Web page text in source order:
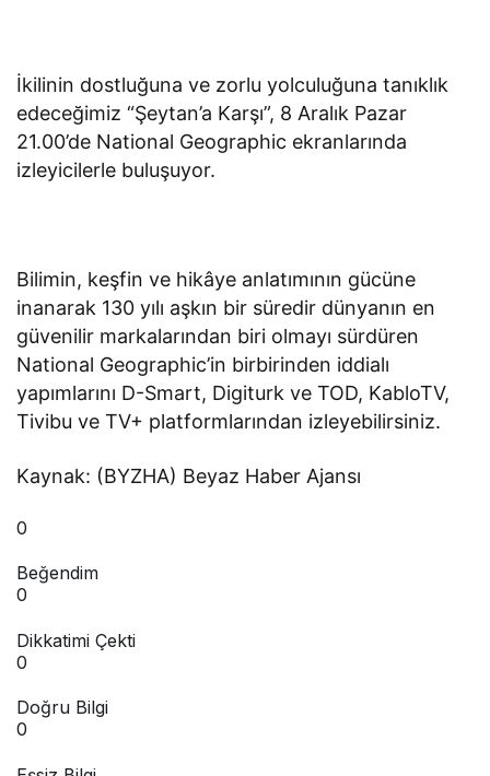
İkilinin dostluğuna ve zorlu yolculuğuna tanıklık
edeceğimiz “Şeytan’a Karşı”, 8 Aralık Pazar
21.00’de National Geographic ekranlarında
izleyicilerle buluşuyor.
Bilimin, keşfin ve hikâye anlatımının gücüne
inanarak 130 yılı aşkın bir süredir dünyanın en
güvenilir markalarından biri olmayı sürdüren
National Geographic’in birbirinden iddialı
yapımlarını D-Smart, Digiturk ve TOD, KabloTV,
Tivibu ve TV+ platformlarından izleyebilirsiniz.
Kaynak: (BYZHA) Beyaz Haber Ajansı
0
Beğendim
0
Dikkatimi Çekti
0
Doğru Bilgi
0